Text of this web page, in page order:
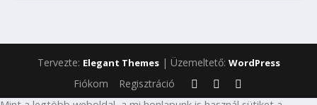
Tervezte: Elegant Themes| Üzemeltető: WordPress
Fiókom Regisztráció